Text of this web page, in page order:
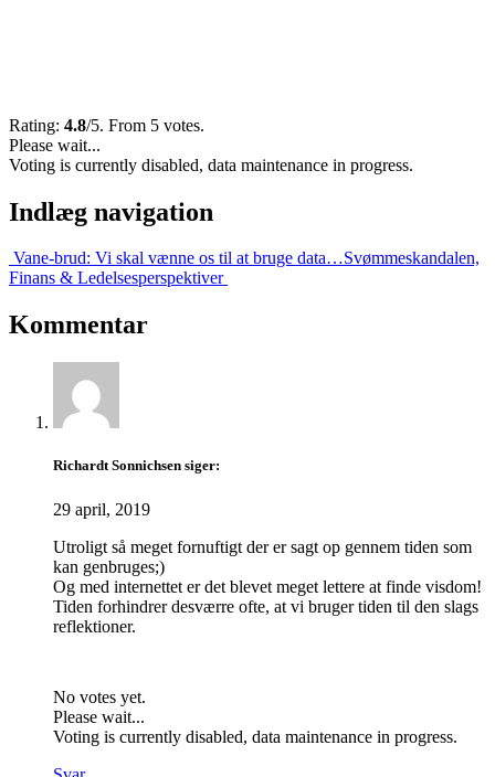
Rating: 4.8/5. From 5 votes.
Please wait...
Voting is currently disabled, data maintenance in progress.
Indlæg navigation
Vane-brud: Vi skal vænne os til at bruge data…Svømmeskandalen,
Finans & Ledelsesperspektiver
Kommentar
Richardt Sonnichsen siger:
29 april, 2019
Utroligt så meget fornuftigt der er sagt op gennem tiden som
kan genbruges;)
Og med internettet er det blevet meget lettere at finde visdom!
Tiden forhindrer desværre ofte, at vi bruger tiden til den slags
reflektioner.
No votes yet.
Please wait...
Voting is currently disabled, data maintenance in progress.